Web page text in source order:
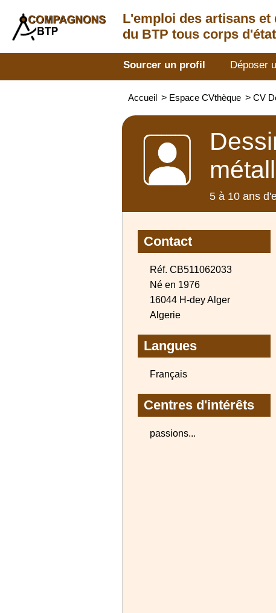
L'emploi des artisans et
du BTP tous corps d'état
Sourcer un profil Déposer
Accueil > Espace CVthèque > CV
5 à 10 ans
Contact
Réf. CB511062033
Né en 1976
16044 H-dey Alger
Algerie
Langues
Français
Centres d'intérêts
passions...